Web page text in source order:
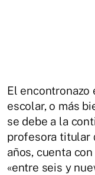
El
escolar, o más
se debe a la
profesora titular
años, cuenta
«entre seis y